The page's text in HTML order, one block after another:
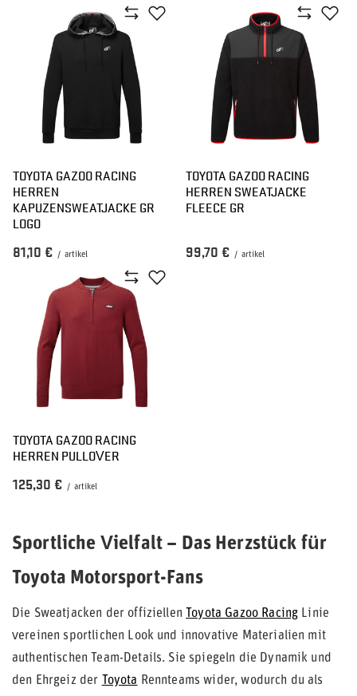
TOYOTA GAZOO RACING
HERREN
KAPUZENSWEATJACKE GR
LOGO
81,10 € / artikel
TOYOTA GAZOO RACING
HERREN SWEATJACKE
FLEECE GR
99,70 € / artikel
TOYOTA GAZOO RACING
HERREN PULLOVER
125,30 € / artikel
Sportliche Vielfalt – Das Herzstück für
Toyota Motorsport-Fans
Die Sweatjacken der offiziellen Toyota Gazoo Racing Linie
vereinen sportlichen Look und innovative Materialien mit
authentischen Team-Details. Sie spiegeln die Dynamik und
den Ehrgeiz der Toyota Rennteams wider, wodurch du als